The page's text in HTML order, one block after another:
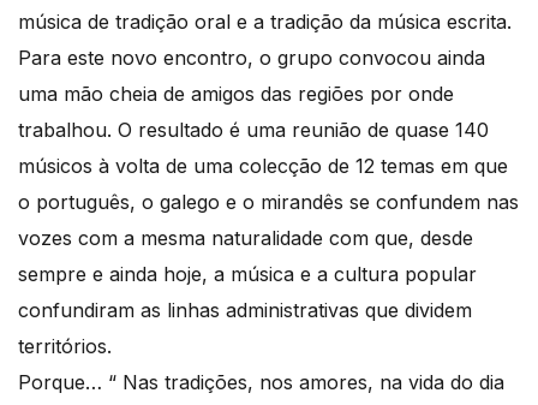
música de tradição oral e a tradição da música escrita.
Para este novo encontro, o grupo convocou ainda
uma mão cheia de amigos das regiões por onde
trabalhou. O resultado é uma reunião de quase 140
músicos à volta de uma colecção de 12 temas em que
o português, o galego e o mirandês se confundem nas
vozes com a mesma naturalidade com que, desde
sempre e ainda hoje, a música e a cultura popular
confundiram as linhas administrativas que dividem
territórios.
Porque… “ Nas tradições, nos amores, na vida do dia